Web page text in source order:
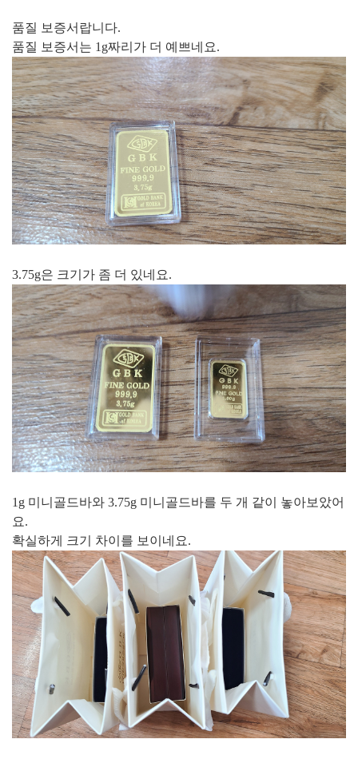
품질 보증서랍니다.
품질 보증서는 1g짜리가 더 예쁘네요.
3.75g은 크기가 좀 더 있네요.
1g 미니골드바와 3.75g 미니골드바를 두 개 같이 놓아보았어
요.
확실하게 크기 차이를 보이네요.